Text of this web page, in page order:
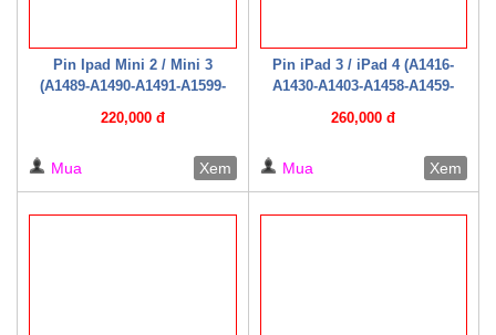
Pin Ipad Mini 2 / Mini 3
(A1489-A1490-A1491-A1599-
)
220,000 đ
Mua Xem
Pin iPad 3 / iPad 4 (A1416-
A1430-A1403-A1458-A1459-
260,000 đ
Mua Xem